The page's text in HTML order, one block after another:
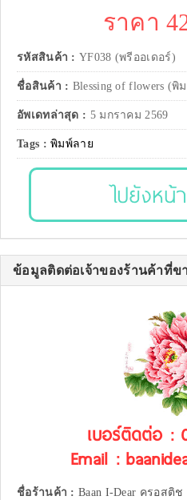
ราคา
รหัสสินค้า : YF038 (พรีออเดอร์)
ชื่อสินค้า : Blessing of flowers (พิ
อัพเดทล่าสุด : 5 มกราคม 2569
Tags :พิมพ์ลาย
ไปยังหน้
ข้อมูลติดต่อเจ้าของร้านค้าที่
เบอร์ติดต่อ :
Email :
ชื่อร้านค้า : Baan I-Dear ครอสติช